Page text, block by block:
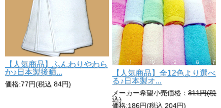
【人気商品】ふんわりやわら
か♪日本製後晒...
価格:77円(税込 84円)
【人気商品】全12色より選べ
る♪日本製オ...
メーカー希望小売価格：311円(税
込)
価格:186円(税込 204円)